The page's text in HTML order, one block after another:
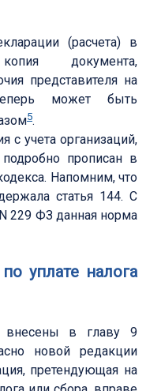
(расчета) в
документа,
представителя на
может быть
5.
с учета организаций,
прописан в
Напомним, что
статья 144. С
229 ФЗ данная норма
уплате налога
внесены в главу 9
новой редакции
претендующая на